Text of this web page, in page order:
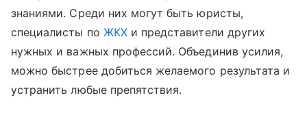
знаниями. Среди них могут быть юристы,
специалисты по ЖКХи представители других
нужных и важных профессий. Объединив усилия,
можно быстрее добиться желаемого результата и
устранить любые препятствия.